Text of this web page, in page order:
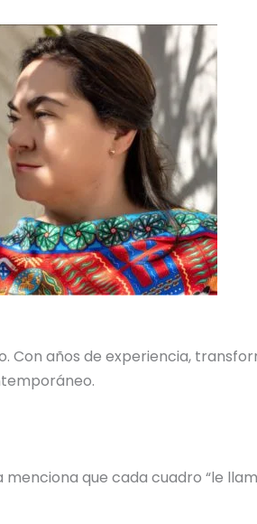
años de experiencia,
que cada cuadro “le